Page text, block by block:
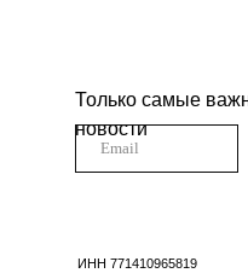
Только самые
новости
ИНН 771410965819